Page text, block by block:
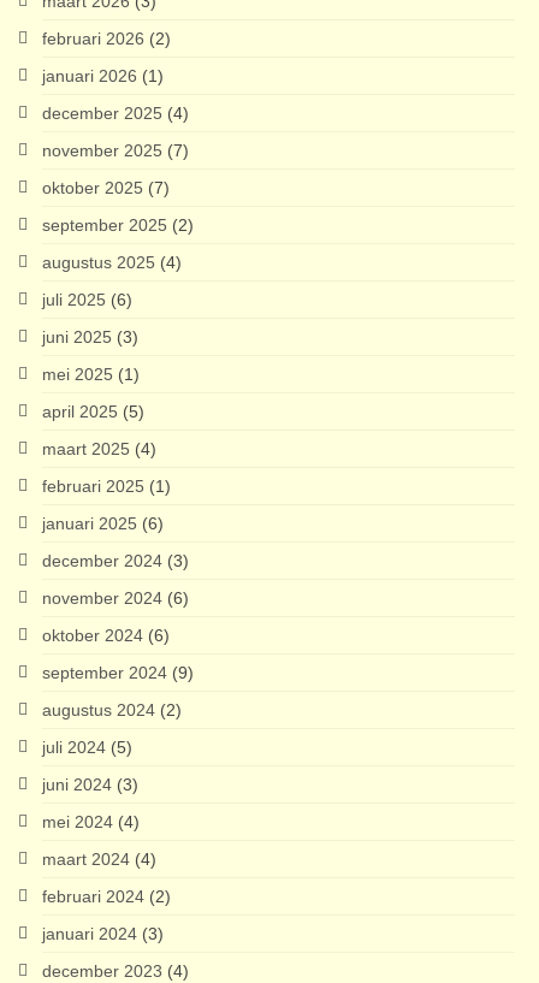
februari 2026 (2)
januari 2026 (1)
december 2025 (4)
november 2025 (7)
oktober 2025 (7)
september 2025 (2)
augustus 2025 (4)
juli 2025 (6)
juni 2025 (3)
mei 2025 (1)
april 2025 (5)
maart 2025 (4)
februari 2025 (1)
januari 2025 (6)
december 2024 (3)
november 2024 (6)
oktober 2024 (6)
september 2024 (9)
augustus 2024 (2)
juli 2024 (5)
juni 2024 (3)
mei 2024 (4)
maart 2024 (4)
februari 2024 (2)
januari 2024 (3)
december 2023 (4)